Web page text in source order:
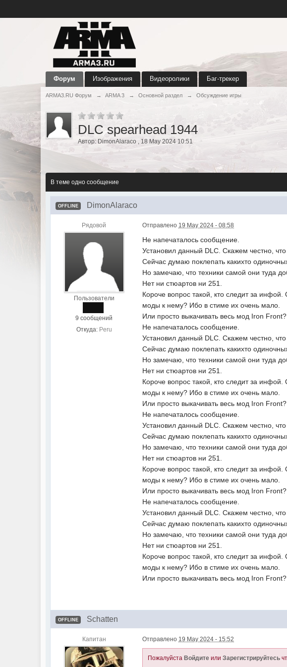
Форум Изображения Видеоролики Баг-трекер
ARMA3.RU Форум → ARMA 3 → Основной раздел → Обсуждение игры
DLC spearhead 1944
Автор: DimonAlaraco , 18 May 2024 10:51
В теме одно сообщение
OFFLINE DimonAlaraco
Рядовой
Пользователи
9 сообщений
Откуда: Peru
Отправлено 19 May 2024 - 08:58
Не напечаталось сообщение.
Установил данный DLC. Скажем честно,
Сейчас думаю поклепать какихто
Но замечаю, что техники самой они туда
Нет ни стюартов ни 251.
Короче вопрос такой, кто следит за
моды к нему? Ибо в стиме их очень мало.
Или просто выкачивать весь мод Iron Front?
Не напечаталось сообщение.
Установил данный DLC. Скажем честно,
Сейчас думаю поклепать какихто
Но замечаю, что техники самой они туда
Нет ни стюартов ни 251.
Короче вопрос такой, кто следит за
моды к нему? Ибо в стиме их очень мало.
Или просто выкачивать весь мод Iron Front?
Не напечаталось сообщение.
Установил данный DLC. Скажем честно,
Сейчас думаю поклепать какихто
Но замечаю, что техники самой они туда
Нет ни стюартов ни 251.
Короче вопрос такой, кто следит за
моды к нему? Ибо в стиме их очень мало.
Или просто выкачивать весь мод Iron Front?
Не напечаталось сообщение.
Установил данный DLC. Скажем честно,
Сейчас думаю поклепать какихто
Но замечаю, что техники самой они туда
Нет ни стюартов ни 251.
Короче вопрос такой, кто следит за
моды к нему? Ибо в стиме их очень мало.
Или просто выкачивать весь мод Iron Front?
OFFLINE Schatten
Капитан Отправлено 19 May 2024 - 15:52
Пожалуйста Войдите или Зарегистрируйтесь